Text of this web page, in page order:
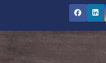
contenido